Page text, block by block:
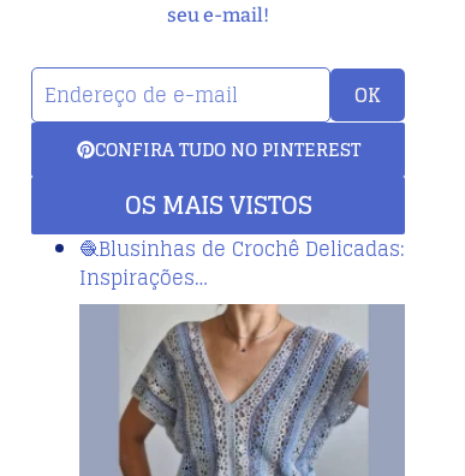
seu e-mail!
OK
CONFIRA TUDO NO PINTEREST
OS MAIS VISTOS
🧶Blusinhas de Crochê Delicadas:
Inspirações…